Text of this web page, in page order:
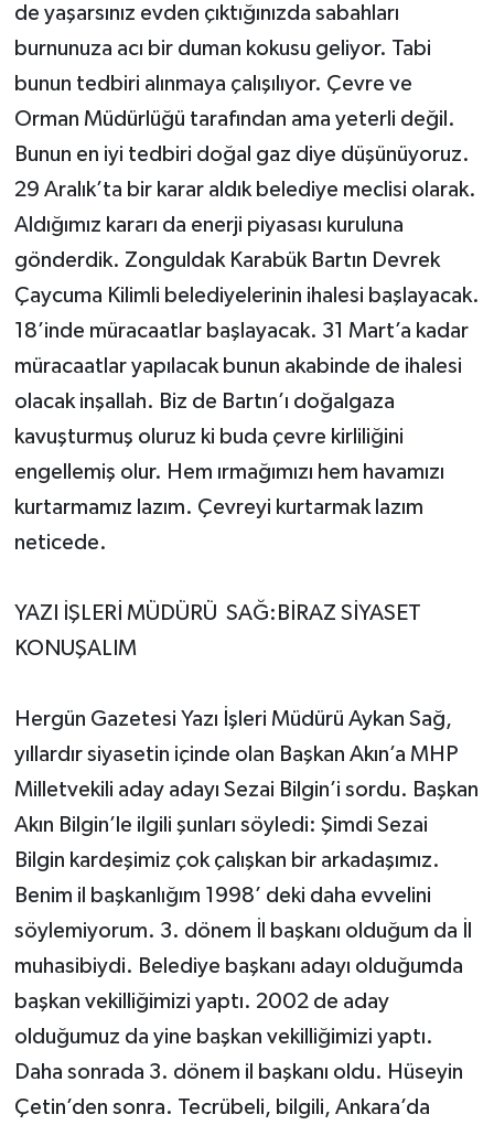
de yaşarsınız evden çıktığınızda sabahları
burnunuza acı bir duman kokusu geliyor. Tabi
bunun tedbiri alınmaya çalışılıyor. Çevre ve
Orman Müdürlüğü tarafından ama yeterli değil.
Bunun en iyi tedbiri doğal gaz diye düşünüyoruz.
29 Aralık’ta bir karar aldık belediye meclisi olarak.
Aldığımız kararı da enerji piyasası kuruluna
gönderdik. Zonguldak Karabük Bartın Devrek
Çaycuma Kilimli belediyelerinin ihalesi başlayacak.
18’inde müracaatlar başlayacak. 31 Mart’a kadar
müracaatlar yapılacak bunun akabinde de ihalesi
olacak inşallah. Biz de Bartın’ı doğalgaza
kavuşturmuş oluruz ki buda çevre kirliliğini
engellemiş olur. Hem ırmağımızı hem havamızı
kurtarmamız lazım. Çevreyi kurtarmak lazım
neticede.
YAZI İŞLERİ MÜDÜRÜ SAĞ:BİRAZ SİYASET
KONUŞALIM
Hergün Gazetesi Yazı İşleri Müdürü Aykan Sağ,
yıllardır siyasetin içinde olan Başkan Akın’a MHP
Milletvekili aday adayı Sezai Bilgin’i sordu. Başkan
Akın Bilgin’le ilgili şunları söyledi: Şimdi Sezai
Bilgin kardeşimiz çok çalışkan bir arkadaşımız.
Benim il başkanlığım 1998’ deki daha evvelini
söylemiyorum. 3. dönem İl başkanı olduğum da İl
muhasibiydi. Belediye başkanı adayı olduğumda
başkan vekilliğimizi yaptı. 2002 de aday
olduğumuz da yine başkan vekilliğimizi yaptı.
Daha sonrada 3. dönem il başkanı oldu. Hüseyin
Çetin’den sonra. Tecrübeli, bilgili, Ankara’da